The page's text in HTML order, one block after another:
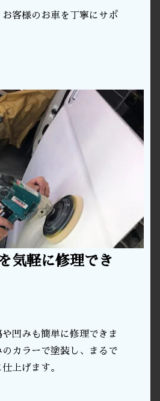
客様のお車を丁寧にサポ
気軽に修理でき
凹みも簡単に修理できま
カラーで塗装し、まるで
上げます。